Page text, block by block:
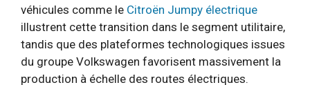
véhicules comme le Citroën Jumpy électrique
illustrent cette transition dans le segment utilitaire,
tandis que des plateformes technologiques issues
du groupe Volkswagen favorisent massivement la
production à échelle des routes électriques.